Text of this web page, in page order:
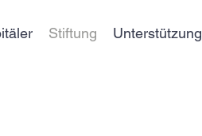
Stiftung Unterstützung